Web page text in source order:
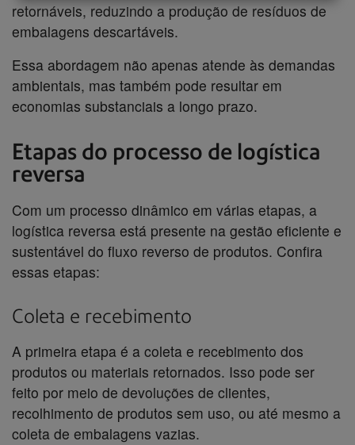
retornáveis, reduzindo a produção de resíduos de
embalagens descartáveis.
Essa abordagem não apenas atende às demandas
ambientais, mas também pode resultar em
economias substanciais a longo prazo.
Etapas do processo de logística
reversa
Com um processo dinâmico em várias etapas, a
logística reversa está presente na gestão eficiente e
sustentável do fluxo reverso de produtos. Confira
essas etapas:
Coleta e recebimento
A primeira etapa é a coleta e recebimento dos
produtos ou materiais retornados. Isso pode ser
feito por meio de devoluções de clientes,
recolhimento de produtos sem uso, ou até mesmo a
coleta de embalagens vazias.